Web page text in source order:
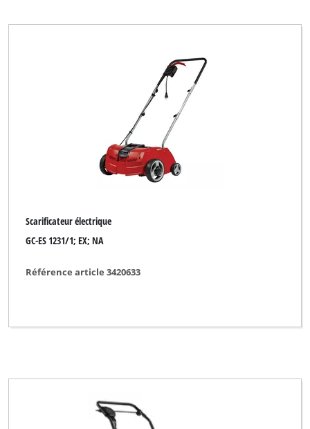
Scarificateur électrique
GC-ES 1231/1; EX; NA
Référence article 3420633